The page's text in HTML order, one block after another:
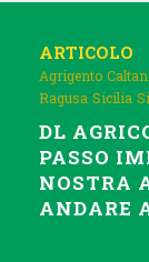
ARTICOLO
Agrigento
Ragusa Sicilia
DL
PASSO
NOSTRA
ANDARE